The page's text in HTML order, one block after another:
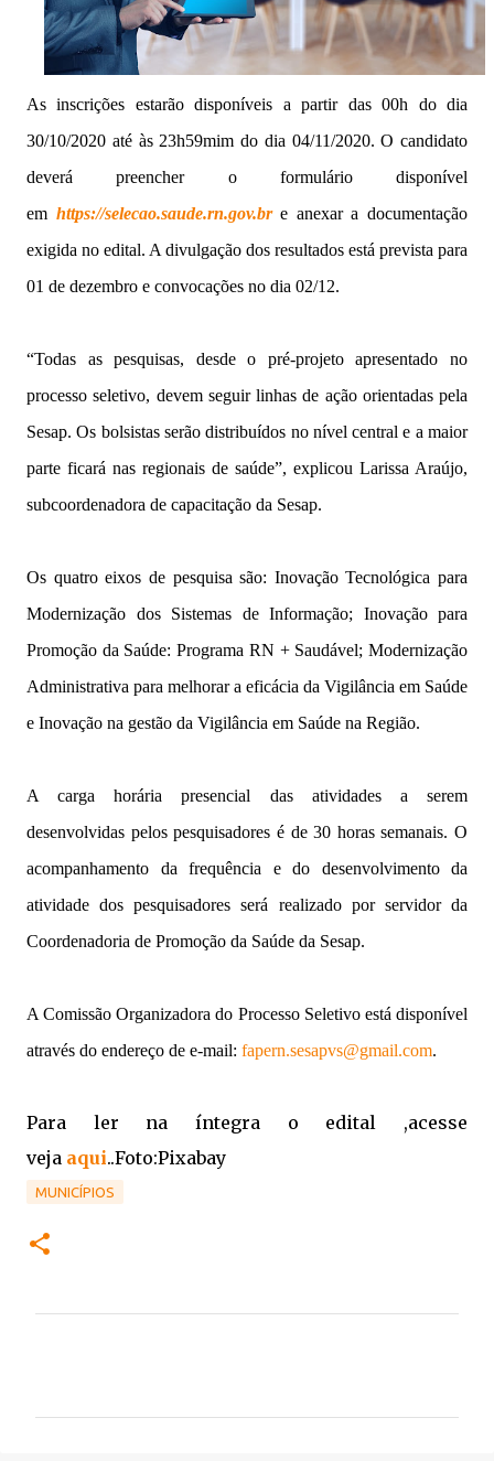
As inscrições estarão disponíveis a partir das 00h do dia
30/10/2020 até às 23h59mim do dia 04/11/2020. O candidato
deverá preencher o formulário disponível
em https://selecao.saude.rn.gov.bre anexar a documentação
exigida no edital. A divulgação dos resultados está prevista para
01 de dezembro e convocações no dia 02/12.
“Todas as pesquisas, desde o pré-projeto apresentado no
processo seletivo, devem seguir linhas de ação orientadas pela
Sesap. Os bolsistas serão distribuídos no nível central e a maior
parte ficará nas regionais de saúde”, explicou Larissa Araújo,
subcoordenadora de capacitação da Sesap.
Os quatro eixos de pesquisa são: Inovação Tecnológica para
Modernização dos Sistemas de Informação; Inovação para
Promoção da Saúde: Programa RN + Saudável; Modernização
Administrativa para melhorar a eficácia da Vigilância em Saúde
e Inovação na gestão da Vigilância em Saúde na Região.
A carga horária presencial das atividades a serem
desenvolvidas pelos pesquisadores é de 30 horas semanais. O
acompanhamento da frequência e do desenvolvimento da
atividade dos pesquisadores será realizado por servidor da
Coordenadoria de Promoção da Saúde da Sesap.
A Comissão Organizadora do Processo Seletivo está disponível
através do endereço de e-mail: fapern.sesapvs@gmail.com.
Para ler na íntegra o edital ,acesse
veja aqui..Foto:Pixabay
MUNICÍPIOS